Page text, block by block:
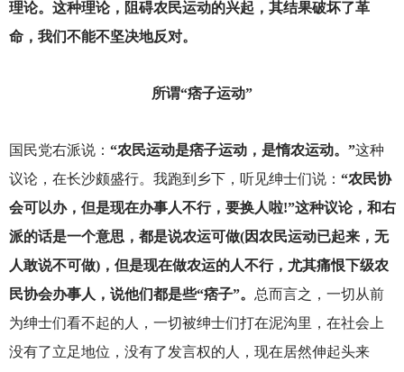
理论。这种理论，阻碍农民运动的兴起，其结果破坏了革
命，我们不能不坚决地反对。
所谓“痞子运动”
国民党右派说： “农民运动是痞子运动，是惰农运动。”这种
议论，在长沙颇盛行。我跑到乡下，听见绅士们说： “农民协
会可以办，但是现在办事人不行，要换人啦!”这种议论，和右
派的话是一个意思，都是说农运可做(因农民运动已起来，无
人敢说不可做)，但是现在做农运的人不行，尤其痛恨下级农
民协会办事人，说他们都是些“痞子”。 总而言之，一切从前
为绅士们看不起的人，一切被绅士们打在泥沟里，在社会上
没有了立足地位，没有了发言权的人，现在居然伸起头来